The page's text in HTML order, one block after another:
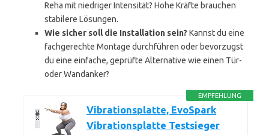
Reha mit niedriger Intensität? Hohe Kräfte brauchen
stabilere Lösungen.
Wie sicher soll die Installation sein? Kannst du eine
fachgerechte Montage durchführen oder bevorzugst
du eine einfache, geprüfte Alternative wie einen Tür-
oder Wandanker?
EMPFEHLUNG
Vibrationsplatte, EvoSpark
Vibrationsplatte Testsieger